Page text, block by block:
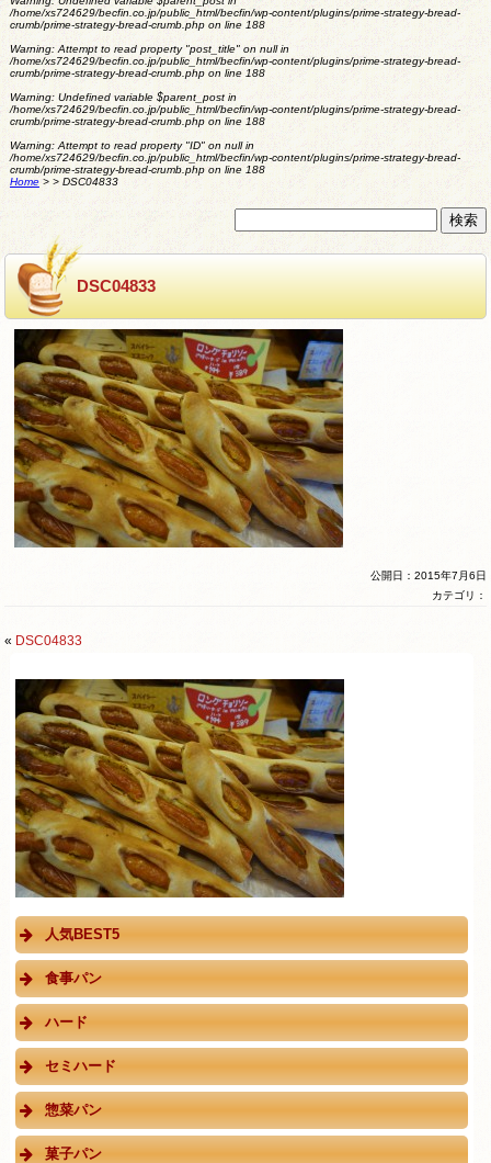
/home/xs724629/becfin.co.jp/public_html/becfin/wp-content/plugins/prime-strategy-bread-
crumb/prime-strategy-bread-crumb.phpon line 188
Warning: Attempt to read property "post_title" on null in
/home/xs724629/becfin.co.jp/public_html/becfin/wp-content/plugins/prime-strategy-bread-
crumb/prime-strategy-bread-crumb.phpon line 188
Warning: Undefined variable $parent_post in
/home/xs724629/becfin.co.jp/public_html/becfin/wp-content/plugins/prime-strategy-bread-
crumb/prime-strategy-bread-crumb.phpon line 188
Warning: Attempt to read property "ID" on null in
/home/xs724629/becfin.co.jp/public_html/becfin/wp-content/plugins/prime-strategy-bread-
crumb/prime-strategy-bread-crumb.phpon line 188
Home> > DSC04833
DSC04833
公開日：2015年7月6日
カテゴリ：
« DSC04833
人気BEST5
食事パン
ハード
セミハード
惣菜パン
菓子パン